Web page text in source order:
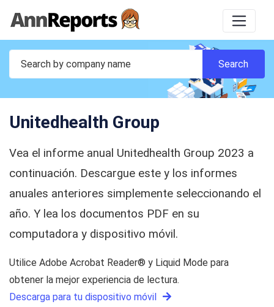
Unitedhealth Group
Vea el informe anual Unitedhealth Group 2023 a
continuación. Descargue este y los informes
anuales anteriores simplemente seleccionando el
año. Y lea los documentos PDF en su
computadora y dispositivo móvil.
Utilice Adobe Acrobat Reader® y Liquid Mode para
obtener la mejor experiencia de lectura.
Descarga para tu dispositivo móvil